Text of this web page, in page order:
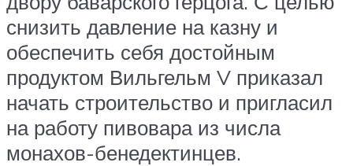
снизить давление на казну и
обеспечить себя достойным
продуктом Вильгельм V приказал
начать строительство и пригласил
на работу пивовара из числа
монахов-бенедектинцев.